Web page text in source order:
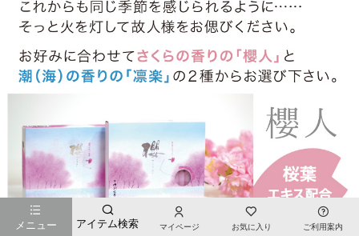
メニュー アイテム検索 マイページ お気に入り ご利用案内